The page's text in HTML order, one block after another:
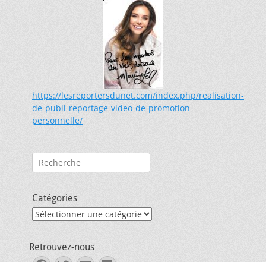
https://lesreportersdunet.com/index.php/realisation-
de-publi-reportage-video-de-promotion-
personnelle/
Rechercher :
Catégories
Catégories
Retrouvez-nous